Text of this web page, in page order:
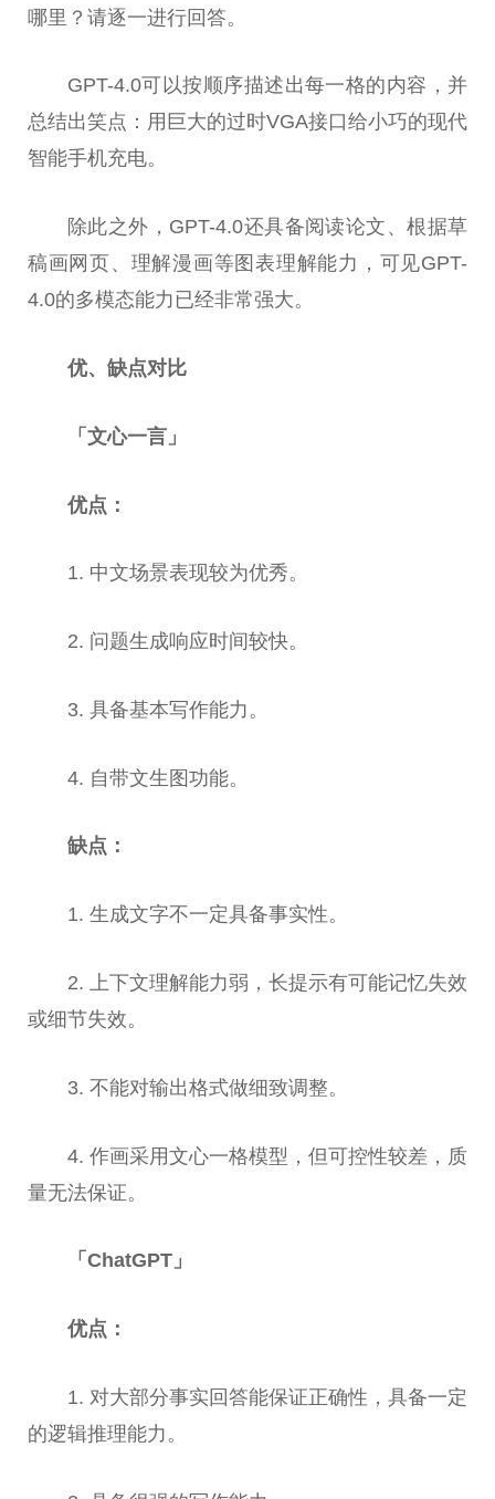
哪里？请逐一进行回答。
GPT-4.0可以按顺序描述出每一格的内容，并
总结出笑点：用巨大的过时VGA接口给小巧的现代
智能手机充电。
除此之外，GPT-4.0还具备阅读论文、根据草
稿画网页、理解漫画等图表理解能力，可见GPT-
4.0的多模态能力已经非常强大。
优、缺点对比
「文心一言」
优点：
1. 中文场景表现较为优秀。
2. 问题生成响应时间较快。
3. 具备基本写作能力。
4. 自带文生图功能。
缺点：
1. 生成文字不一定具备事实性。
2. 上下文理解能力弱，长提示有可能记忆失效
或细节失效。
3. 不能对输出格式做细致调整。
4. 作画采用文心一格模型，但可控性较差，质
量无法保证。
「ChatGPT」
优点：
1. 对大部分事实回答能保证正确性 ，具备一定
的逻辑推理能力。